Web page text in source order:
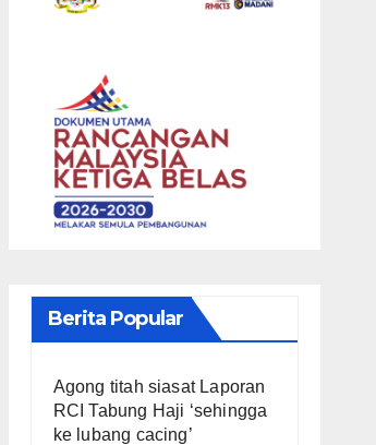
Berita Popular
Agong titah siasat Laporan
RCI Tabung Haji ‘sehingga
ke lubang cacing’